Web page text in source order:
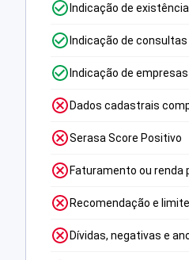
Indicação de
Indicação de
Indicação de
Dados cadastrais
Serasa Score Positivo
Faturamento ou renda
Recomendação e
Dívidas, negativas e